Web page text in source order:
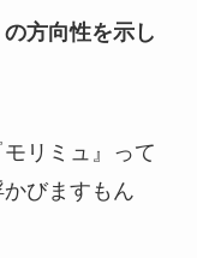
方向性を示し
リミュ』って
びますもん